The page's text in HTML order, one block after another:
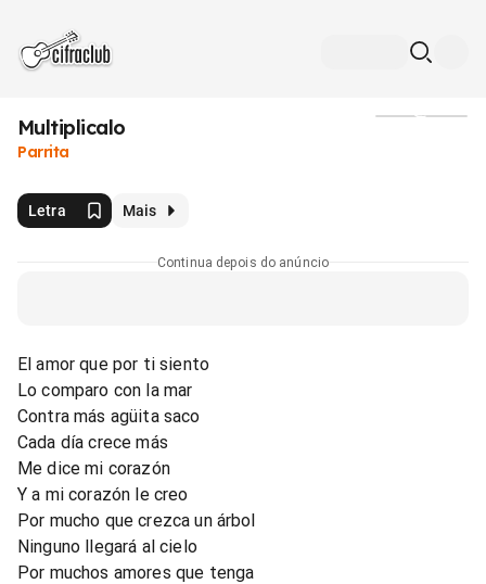
Multiplicalo
Parrita
Letra Mais
Continua depois do anúncio
El amor que por ti siento
Lo comparo con la mar
Contra más agüita saco
Cada día crece más
Me dice mi corazón
Y a mi corazón le creo
Por mucho que crezca un árbol
Ninguno llegará al cielo
Por muchos amores que tenga